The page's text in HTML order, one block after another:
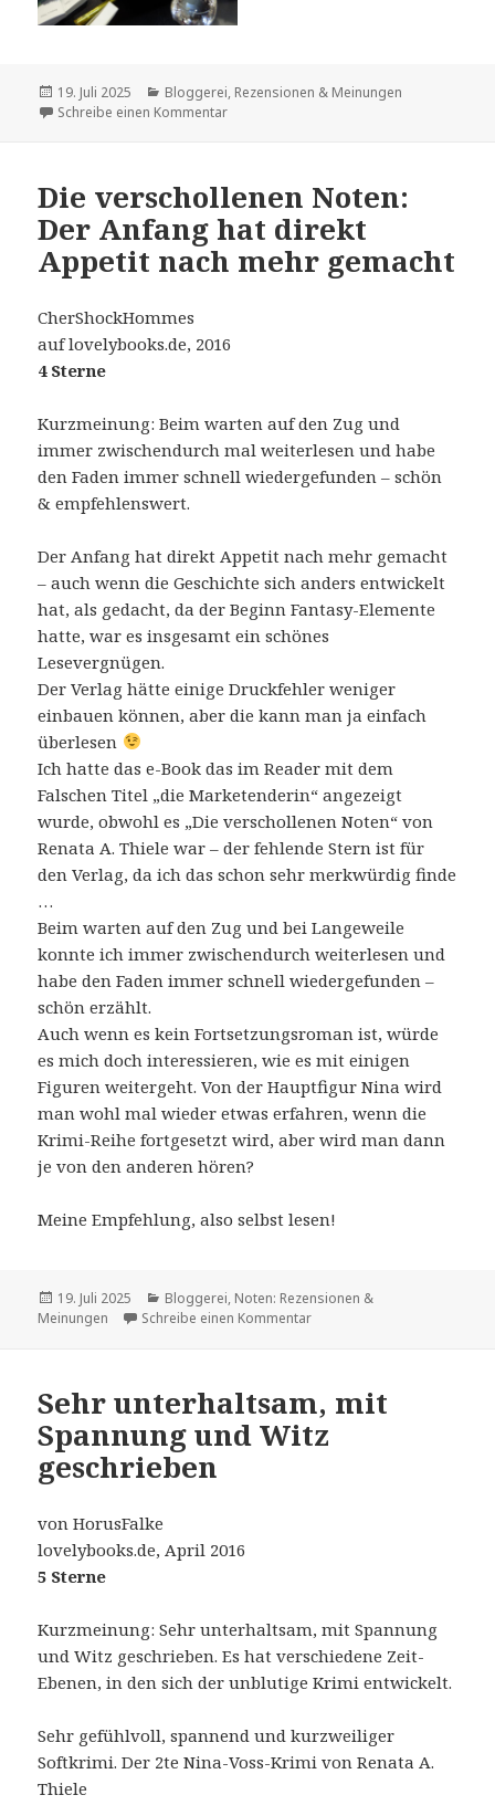
Veröffentlicht
am
19. Juli 2025 Kategorien
Bloggerei, Rezensionen & Meinungen
Schreibe einen Kommentarzu „Eine Heilige Sache“ – am 4.
Die verschollenen Noten:
Der Anfang hat direkt
Appetit nach mehr gemacht
CherShockHommes
auf lovelybooks.de, 2016
4 Sterne
Kurzmeinung: Beim warten auf den Zug und
immer zwischendurch mal weiterlesen und habe
den Faden immer schnell wiedergefunden – schön
& empfehlenswert.
Der Anfang hat direkt Appetit nach mehr gemacht
– auch wenn die Geschichte sich anders entwickelt
hat, als gedacht, da der Beginn Fantasy-Elemente
hatte, war es insgesamt ein schönes
Lesevergnügen.
Der Verlag hätte einige Druckfehler weniger
einbauen können, aber die kann man ja einfach
überlesen
Ich hatte das e-Book das im Reader mit dem
Falschen Titel „die Marketenderin“ angezeigt
wurde, obwohl es „Die verschollenen Noten“ von
Renata A. Thiele war – der fehlende Stern ist für
den Verlag, da ich das schon sehr merkwürdig finde
…
Beim warten auf den Zug und bei Langeweile
konnte ich immer zwischendurch weiterlesen und
habe den Faden immer schnell wiedergefunden –
schön erzählt.
Auch wenn es kein Fortsetzungsroman ist, würde
es mich doch interessieren, wie es mit einigen
Figuren weitergeht. Von der Hauptfigur Nina wird
man wohl mal wieder etwas erfahren, wenn die
Krimi-Reihe fortgesetzt wird, aber wird man dann
je von den anderen hören?
Meine Empfehlung, also selbst lesen!
Veröffentlicht
am
19. Juli 2025 Kategorien
Bloggerei, Noten: Rezensionen &
Meinungen
Schreibe einen Kommentarzu Die verschollenen
Sehr unterhaltsam, mit
Spannung und Witz
geschrieben
von HorusFalke
lovelybooks.de, April 2016
5 Sterne
Kurzmeinung: Sehr unterhaltsam, mit Spannung
und Witz geschrieben. Es hat verschiedene Zeit-
Ebenen, in den sich der unblutige Krimi entwickelt.
Sehr gefühlvoll, spannend und kurzweiliger
Softkrimi. Der 2te Nina-Voss-Krimi von Renata A.
Thiele